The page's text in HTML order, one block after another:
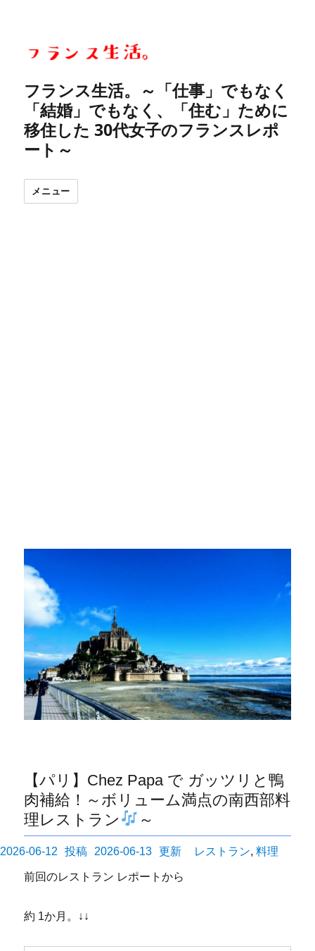
フランス生活。～「仕事」でもなく
「結婚」でもなく、「住む」ために
移住した 30代女子のフランスレポ
ート～
メニュー
【パリ】Chez Papa で ガッツリと鴨
肉補給！～ボリューム満点の南西部料
理レストラン
～
投
2026-06-12 2026-06-13
カ
レストラン, 料理
前回のレストラン レポートから
約 1か月。↓↓